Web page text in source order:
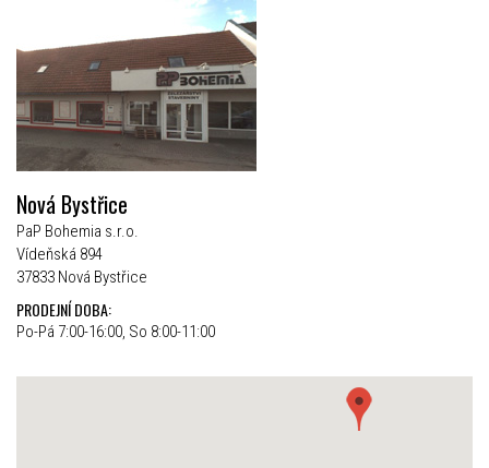
Nová Bystřice
PaP Bohemia s.r.o.
Vídeňská 894
37833 Nová Bystřice
PRODEJNÍ DOBA:
Po-Pá 7:00-16:00, So 8:00-11:00